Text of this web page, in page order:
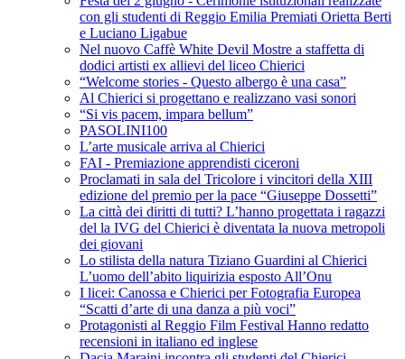
con gli studenti di Reggio Emilia Premiati Orietta Berti
e Luciano Ligabue
Nel nuovo Caffè White Devil Mostre a staffetta di
dodici artisti ex allievi del liceo Chierici
“Welcome stories - Questo albergo è una casa”
Al Chierici si progettano e realizzano vasi sonori
“Si vis pacem, impara bellum”
PASOLINI100
L’arte musicale arriva al Chierici
FAI - Premiazione apprendisti ciceroni
Proclamati in sala del Tricolore i vincitori della XIII
edizione del premio per la pace “Giuseppe Dossetti”
La città dei diritti di tutti? L’hanno progettata i ragazzi
del la IVG del Chierici è diventata la nuova metropoli
dei giovani
Lo stilista della natura Tiziano Guardini al Chierici
L’uomo dell’abito liquirizia esposto All’Onu
I licei: Canossa e Chierici per Fotografia Europea
“Scatti d’arte di una danza a più voci”
Protagonisti al Reggio Film Festival Hanno redatto
recensioni in italiano ed inglese